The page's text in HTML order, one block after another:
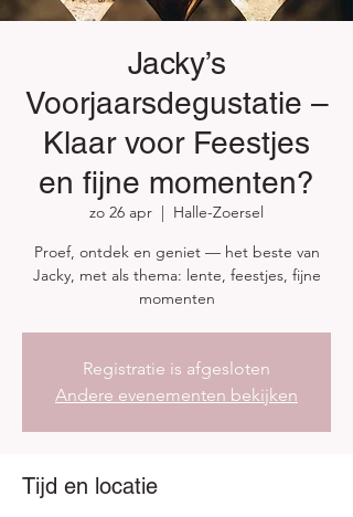
Jacky’s
Voorjaarsdegustatie –
Klaar voor Feestjes
en fijne momenten?
zo 26 apr
Halle-Zoersel
Proef, ontdek en geniet — het beste van
Jacky, met als thema: lente, feestjes, fijne
momenten
Registratie is afgesloten
Andere evenementen bekijken
Tijd en locatie